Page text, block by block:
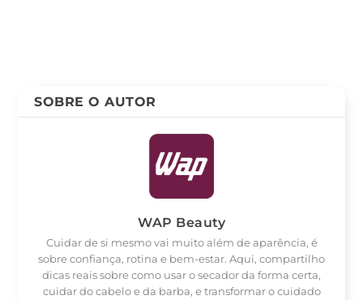
SOBRE O AUTOR
WAP Beauty
Cuidar de si mesmo vai muito além de aparência, é
sobre confiança, rotina e bem-estar. Aqui, compartilho
dicas reais sobre como usar o secador da forma certa,
cuidar do cabelo e da barba, e transformar o cuidado